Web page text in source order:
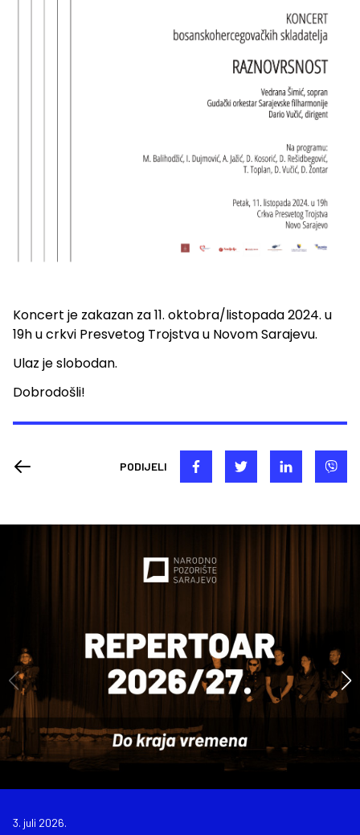
Koncert je zakazan za 11. oktobra/listopada 2024. u
19h u crkvi Presvetog Trojstva u Novom Sarajevu.
Ulaz je slobodan.
Dobrodošli!
PODIJELI
3. juli 2026.